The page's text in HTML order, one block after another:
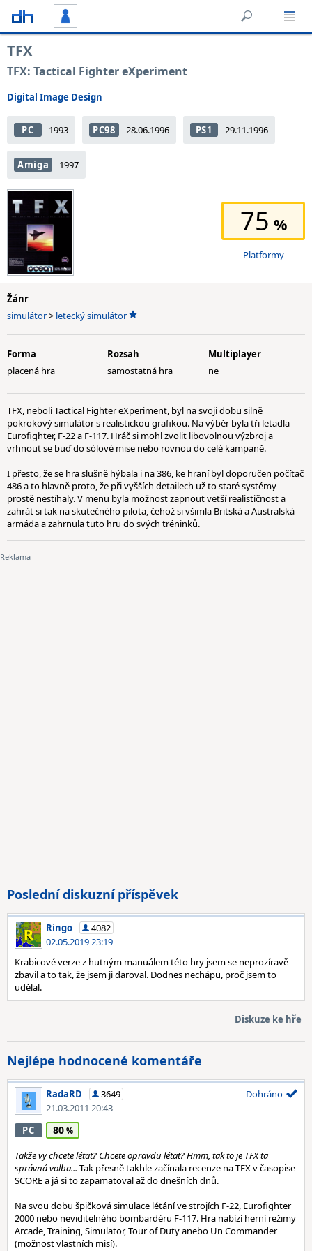
TFX
TFX: Tactical Fighter eXperiment
Digital Image Design
PC 1993 PC98 28.06.1996 PS1 29.11.1996
Amiga 1997
75
Platformy
Žánr
simulátor> letecký simulátor
Forma
placená hra
Rozsah
samostatná hra
Multiplayer
ne
TFX, neboli Tactical Fighter eXperiment, byl na svoji dobu silně
pokrokový simulátor s realistickou grafikou. Na výběr byla tři letadla -
Eurofighter, F-22 a F-117. Hráč si mohl zvolit libovolnou výzbroj a
vrhnout se buď do sólové mise nebo rovnou do celé kampaně.
I přesto, že se hra slušně hýbala i na 386, ke hraní byl doporučen počítač
486 a to hlavně proto, že při vyšších detailech už to staré systémy
prostě nestíhaly. V menu byla možnost zapnout vetší realističnost a
zahrát si tak na skutečného pilota, čehož si všimla Britská a Australská
armáda a zahrnula tuto hru do svých tréninků.
Poslední diskuzní příspěvek
Ringo
4082
02.05.2019 23:19
Krabicové verze z hutným manuálem této hry jsem se neprozíravě
zbavil a to tak, že jsem ji daroval. Dodnes nechápu, proč jsem to
udělal.
Diskuze ke hře
Nejlépe hodnocené komentáře
RadaRD
3649
21.03.2011 20:43
Dohráno
PC 80
Takže vy chcete létat? Chcete opravdu létat? Hmm, tak to je TFX ta
správná volba... Tak přesně takhle začínala recenze na TFX v časopise
SCORE a já si to zapamatoval až do dnešních dnů.
Na svou dobu špičková simulace létání ve strojích F-22, Eurofighter
2000 nebo neviditelného bombardéru F-117. Hra nabízí herní režimy
Arcade, Training, Simulator, Tour of Duty anebo Un Commander
(možnost vlastních misí).